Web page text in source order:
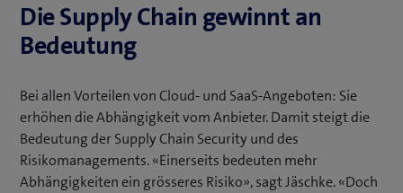
Die Supply Chain gewinnt an
Bedeutung
Bei allen Vorteilen von Cloud- und SaaS-Angeboten: Sie
erhöhen die Abhängigkeit vom Anbieter. Damit steigt die
Bedeutung der Supply Chain Security und des
Risikomanagements. «Einerseits bedeuten mehr
Abhängigkeiten ein grösseres Risiko», sagt Jäschke. «Doch